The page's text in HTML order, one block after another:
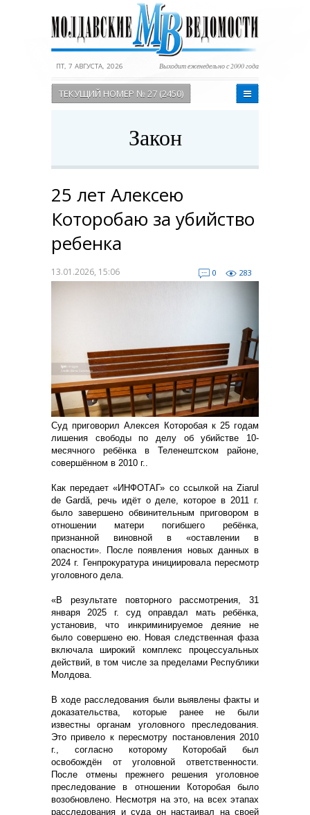
ПТ, 7 АВГУСТА, 2026 Выходит еженедельно с 2000 года
ТЕКУЩИЙ НОМЕР № 27 (2450)
Закон
25 лет Алексею
Которобаю за убийство
ребенка
13.01.2026, 15:06 0 283
Суд приговорил Алексея Которобая к 25 годам
лишения свободы по делу об убийстве 10-
месячного ребёнка в Теленештском районе,
совершённом в 2010 г..
Как передает «ИНФОТАГ» со ссылкой на Ziarul
de Gardă, речь идёт о деле, которое в 2011 г.
было завершено обвинительным приговором в
отношении матери погибшего ребёнка,
признанной виновной в «оставлении в
опасности». После появления новых данных в
2024 г. Генпрокуратура инициировала пересмотр
уголовного дела.
«В результате повторного рассмотрения, 31
января 2025 г. суд оправдал мать ребёнка,
установив, что инкриминируемое деяние не
было совершено ею. Новая следственная фаза
включала широкий комплекс процессуальных
действий, в том числе за пределами Республики
Молдова.
В ходе расследования были выявлены факты и
доказательства, которые ранее не были
известны органам уголовного преследования.
Это привело к пересмотру постановления 2010
г., согласно которому Которобай был
освобождён от уголовной ответственности.
После отмены прежнего решения уголовное
преследование в отношении Которобая было
возобновлено. Несмотря на это, на всех этапах
расследования и суда он настаивал на своей